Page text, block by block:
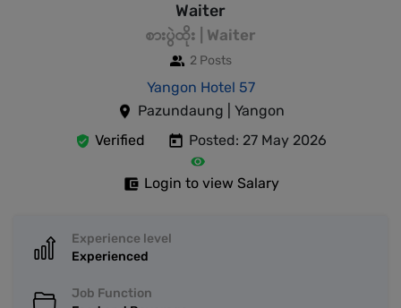
Waiter
စားပွဲထိုး | Waiter
2 Posts
Yangon Hotel 57
Pazundaung | Yangon
Verified
Posted: 27 May 2026
Login to view Salary
Experience level
Experienced
Job Function